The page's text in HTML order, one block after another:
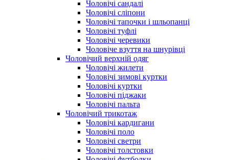
Чоловічі сандалі
Чоловічі сліпони
Чоловічі тапочки і шльопанці
Чоловічі туфлі
Чоловічі черевики
Чоловіче взуття на шнурівці
Чоловічий верхній одяг
Чоловічі жилети
Чоловічі зимові куртки
Чоловічі куртки
Чоловічі піджаки
Чоловічі пальта
Чоловічий трикотаж
Чоловічі кардигани
Чоловічі поло
Чоловічі светри
Чоловічі толстовки